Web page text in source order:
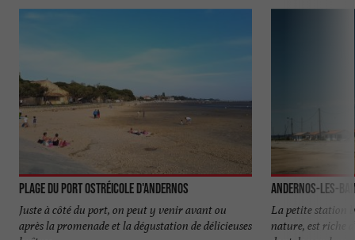
Plage du Port Ostréicole d'Andernos
Juste à côté du port, on peut y venir avant ou
après la promenade et la dégustation de délicieuses
Andernos-les-
La petite station
nature, est riche